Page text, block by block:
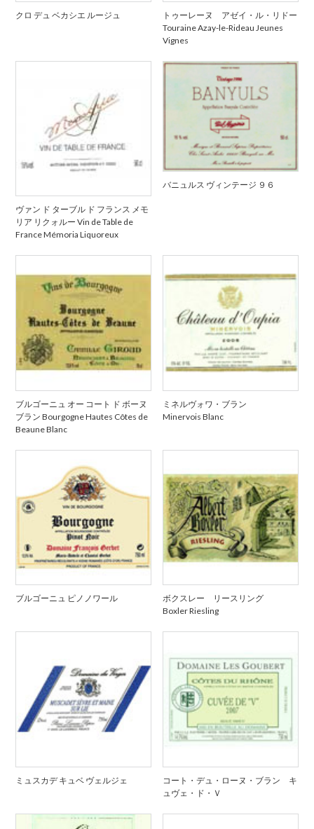
クロ デュ ベカシエ ルージュ
トゥーレーヌ アゼイ・ル・リドー
Touraine Azay-le-Rideau Jeunes
Vignes
ヴァン ド ターブル ド フランス メモ
リア リクォルー Vin de Table de
France Mémoria Liquoreux
バニュルス ヴィンテージ ９６
ブルゴーニュ オー コート ド ボーヌ
ブラン Bourgogne Hautes Côtes de
Beaune Blanc
ミネルヴォワ・ブラン
Minervois Blanc
ブルゴーニュ ピノノワール
ボクスレー リースリング
Boxler Riesling
ミュスカデ キュベ ヴェルジェ
コート・デュ・ローヌ・ブラン キ
ュヴェ・ド・Ｖ